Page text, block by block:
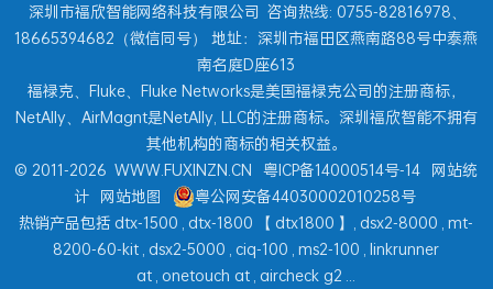
深圳市福欣智能网络科技有限公司 咨询热线: 0755-82816978、
18665394682（微信同号） 地址：深圳市福田区燕南路88号中泰燕
南名庭D座613
福禄克、Fluke、Fluke Networks是美国福禄克公司的注册商标，
NetAlly、AirMagnt是NetAlly, LLC的注册商标。深圳福欣智能不拥有
其他机构的商标的相关权益。
© 2011-2026 WWW.FUXINZN.CN 粤ICP备14000514号-14 网站统
计 网站地图
粤公网安备44030002010258号
热销产品包括 dtx-1500 , dtx-1800 【 dtx1800 】, dsx2-8000 , mt-
8200-60-kit , dsx2-5000 , ciq-100 , ms2-100 , linkrunner
at , onetouch at , aircheck g2 ...